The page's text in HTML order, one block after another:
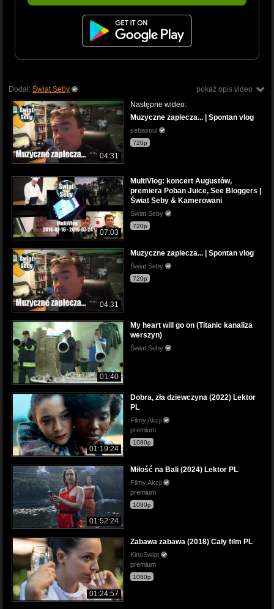
pokaż opis video
Dodał: Świat Seby
04:31
Następne wideo:
Muzyczne zaplecza... | Spontan vlog
sebasoul
720p
07:03
MultiVlog: koncert Augustów,
premiera Poban Juice, See Bloggers |
Świat Seby & Kamerowani
Świat Seby
720p
04:31
Muzyczne zaplecza... | Spontan vlog
Świat Seby
720p
01:40
My heart will go on (Titanic kanaliza
werszyn)
Świat Seby
01:19:24
Dobra, zła dziewczyna (2022) Lektor
PL
Filmy Akcji
premium
1080p
01:52:24
Miłość na Bali (2024) Lektor PL
Filmy Akcji
premium
1080p
01:24:57
Zabawa zabawa (2018) Cały film PL
KinoSwiat
premium
1080p